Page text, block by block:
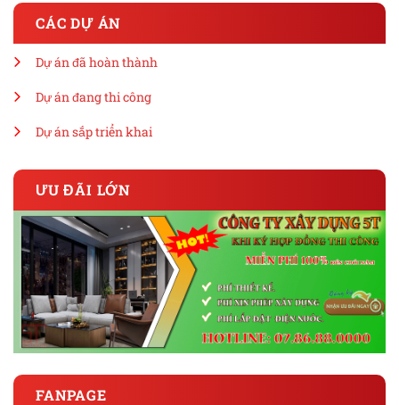
CÁC DỰ ÁN
Dự án đã hoàn thành
Dự án đang thi công
Dự án sắp triển khai
ƯU ĐÃI LỚN
FANPAGE